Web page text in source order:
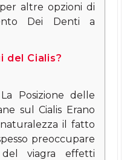
altre opzioni di
Dei Denti a
del Cialis?
Posizione delle
sul Cialis Erano
il fatto
preoccupare
viagra effetti